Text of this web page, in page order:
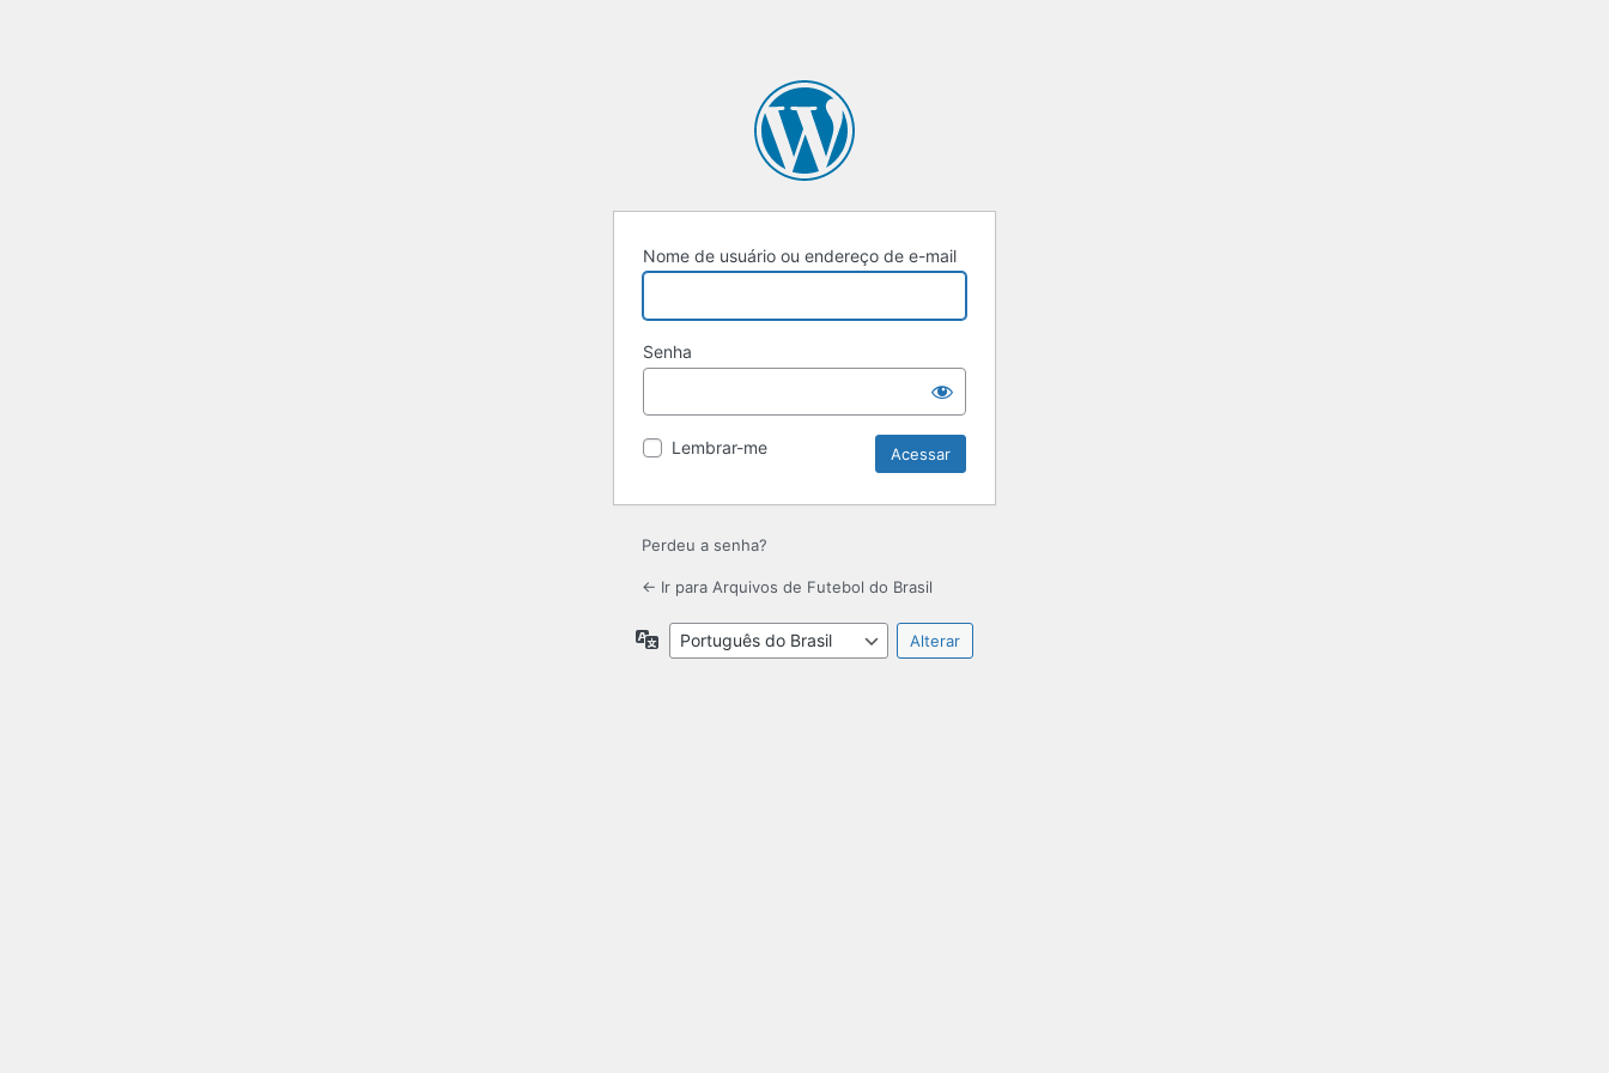
Nome de usuário ou endereço de e-mail
Senha
Lembrar-me
Perdeu a senha?
← Ir para Arquivos de Futebol do Brasil
Idioma